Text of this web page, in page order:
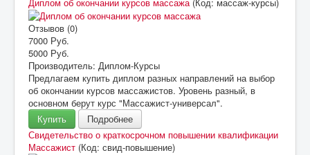
Отзывов (0)
7000 Руб.
5000 Руб.
Производитель: Диплом-Курсы
Предлагаем купить диплом разных направлений на выбор
об окончании курсов массажистов. Уровень разный, в
основном берут курс "Массажист-универсал".
Купить
Подробнее
Свидетельство о краткосрочном повышении квалификации
Массажист (Код: свид-повышение)